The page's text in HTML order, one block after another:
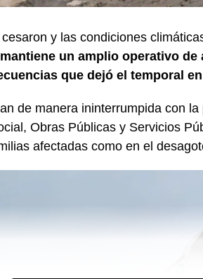
y las condiciones
un amplio operativo
que dejó el temporal
de manera ininterrumpida con
Obras Públicas y Servicios
afectadas como en el